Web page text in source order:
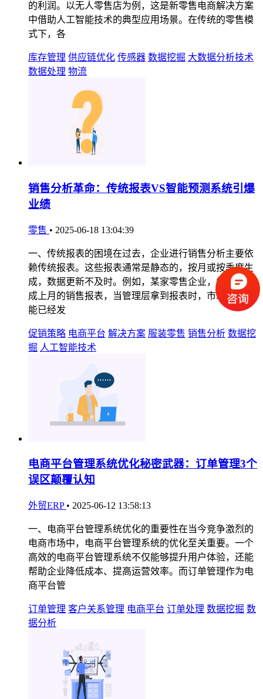
的利润。以无人零售店为例，这是新零售电商解决方案
中借助人工智能技术的典型应用场景。在传统的零售模
式下，各
库存管理 供应链优化 传感器 数据挖掘 大数据分析技术
数据处理 物流
销售分析革命：传统报表VS智能预测系统引爆
业绩
零售 • 2025-06-18 13:04:39
一、传统报表的困境在过去，企业进行销售分析主要依
赖传统报表。这些报表通常是静态的，按月或按季度生
成，数据更新不及时。例如，某家零售企业，每月初生
成上月的销售报表，当管理层拿到报表时，市场情况可
能已经发
促销策略 电商平台 解决方案 服装零售 销售分析 数据挖
掘 人工智能技术
电商平台管理系统优化秘密武器：订单管理3个
误区颠覆认知
外贸ERP • 2025-06-12 13:58:13
一、电商平台管理系统优化的重要性在当今竞争激烈的
电商市场中，电商平台管理系统的优化至关重要。一个
高效的电商平台管理系统不仅能够提升用户体验，还能
帮助企业降低成本、提高运营效率。而订单管理作为电
商平台管
订单管理 客户关系管理 电商平台 订单处理 数据挖掘 数
据分析